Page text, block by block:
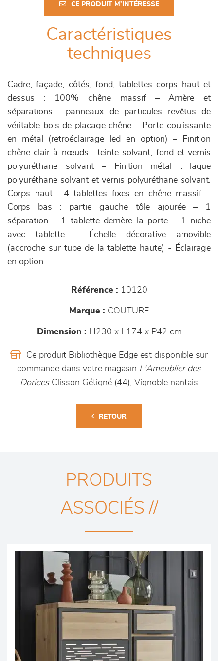
CE PRODUIT M'INTÉRESSE
Caractéristiques
techniques
Cadre, façade, côtés, fond, tablettes corps haut et
dessus : 100% chêne massif – Arrière et
séparations : panneaux de particules revêtus de
véritable bois de placage chêne – Porte coulissante
en métal (retroéclairage led en option) – Finition
chêne clair à nœuds : teinte solvant, fond et vernis
polyuréthane solvant – Finition métal : laque
polyuréthane solvant et vernis polyuréthane solvant.
Corps haut : 4 tablettes fixes en chêne massif –
Corps bas : partie gauche tôle ajourée – 1
séparation – 1 tablette derrière la porte – 1 niche
avec tablette – Échelle décorative amovible
(accroche sur tube de la tablette haute) - Éclairage
en option.
Référence : 10120
Marque : COUTURE
Dimension : H230 x L174 x P42 cm
Ce produit Bibliothèque Edge est disponible sur
commande dans votre magasin L'Ameublier des
DoricesClisson Gétigné (44), Vignoble nantais
RETOUR
PRODUITS
ASSOCIÉS //